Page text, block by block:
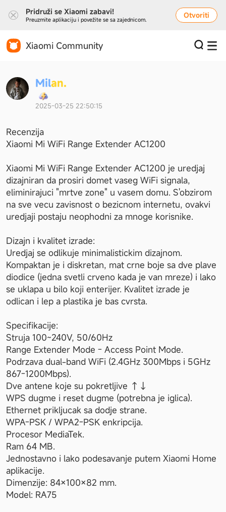
Pridruži se Xiaomi zabavi!
Preuzmite aplikaciju i povežite se sa zajednicom. Otvoriti
Xiaomi Community
Milan.
2025-03-25 22:50:15
Recenzija
Xiaomi Mi WiFi Range Extender AC1200
Xiaomi Mi WiFi Range Extender AC1200 je uredjaj
dizajniran da prosiri domet vaseg WiFi signala,
eliminirajuci "mrtve zone" u vasem domu. S'obzirom
na sve vecu zavisnost o bezicnom internetu, ovakvi
uredjaji postaju neophodni za mnoge korisnike.
Dizajn i kvalitet izrade:
Uredjaj se odlikuje minimalistickim dizajnom.
Kompaktan je i diskretan, mat crne boje sa dve plave
diodice (jedna svetli crveno kada je van mreze) i lako
se uklapa u bilo koji enterijer. Kvalitet izrade je
odlican i lep a plastika je bas cvrsta.
Specifikacije:
Struja 100~240V, 50/60Hz
Range Extender Mode - Access Point Mode.
Podrzava dual-band WiFi (2.4GHz 300Mbps i 5GHz
867-1200Mbps).
Dve antene koje su pokretljive ↑↓
WPS dugme i reset dugme (potrebna je iglica).
Ethernet prikljucak sa dodje strane.
WPA-PSK / WPA2-PSK enkripcija.
Procesor MediaTek.
Ram 64 MB.
Jednostavno i lako podesavanje putem Xiaomi Home
aplikacije.
Dimenzije: 84×100×82 mm.
Model: RA75